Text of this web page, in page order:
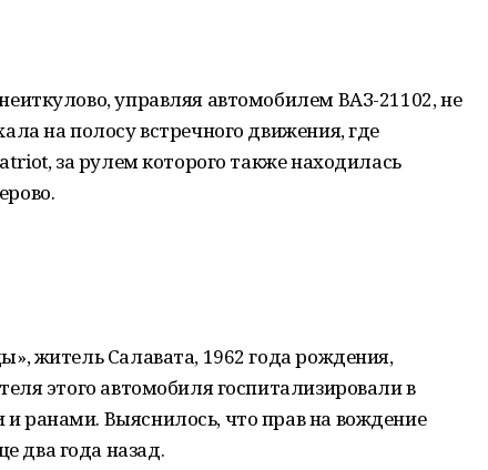
управляя автомобилем ВАЗ-21102, не
на полосу встречного движения, где
за рулем которого также находилась
житель Салавата, 1962 года рождения,
этого автомобиля госпитализировали в
ранами. Выяснилось, что прав на вождение
два года назад.